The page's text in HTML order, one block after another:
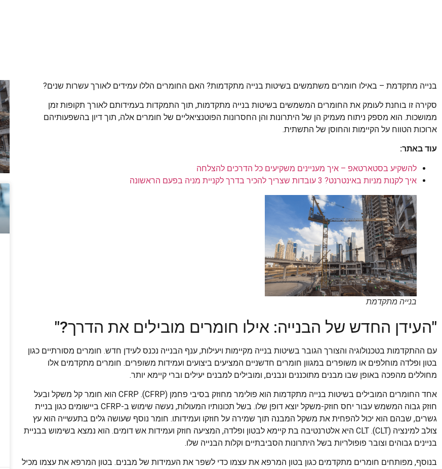
בנייה מתקדמת – באילו חומרים משתמשים בשיטות בנייה מתקדמות? האם החומרים הללו עמידים לאורך עשרות שנים?
סקירה זו בוחנת לעומק את החומרים המשמשים בשיטות בנייה מתקדמות, תוך התמקדות בעמידותם לאורך תקופות זמן
ממושכות. הוא מספק ניתוח מעמיק הן של היתרונות והן החסרונות הפוטנציאליים של חומרים אלה, תוך דיון בהשפעותיהם
ארוכות הטווח על הקיימות והחוסן של התשתית.
עוד באתר:
להשקיע בסטארטאפ – איך מעניינים משקיעים כל הדרכים להצלחה
איך לקנות מניות באינטרנט? 3 עובדות שצריך להכיר בדרך לקניית מניה בפעם הראשונה
בנייה מתקדמת
"העידן החדש של הבנייה: אילו חומרים מובילים את הדרך?"
עם ההתקדמות בטכנולוגיה והצורך הגובר בשיטות בנייה מקיימות ויעילות, ענף הבנייה נכנס לעידן חדש. חומרים מסורתיים כגון
בטון ופלדה מוחלפים או משופרים במגוון חומרים חדשניים המציעים ביצועים ועמידות משופרים. חומרים מתקדמים אלו
מחוללים מהפכה באופן שבו מבנים מתוכננים ונבנים, ומובילים למבנים יעילים וברי קיימא יותר.
אחד החומרים המובילים בשיטות בנייה מתקדמות הוא פולימר מחוזק בסיבי פחמן (CFRP). CFRP הוא חומר קל משקל ובעל
חוזק גבוה המשמש עבור יחס חוזק-משקל יוצא דופן שלו. בשל תכונותיו המעולות, נעשה שימוש ב-CFRP ביישומים כגון בניית
גשרים, שבהם הוא יכול להפחית את משקל המבנה תוך שמירה על חוזקו ועמידותו. חומר נוסף שעושה גלים בתעשייה הוא עץ
צולב למינציה (CLT). CLT היא אלטרנטיבה בת קיימא לבטון ופלדה, המציעה חוזק ועמידות אש דומים. הוא נמצא בשימוש בבניית
בניינים גבוהים וצובר פופולריות בשל היתרונות הסביבתיים וקלות הבנייה שלו.
בנוסף, מפותחים חומרים מתקדמים כגון בטון המרפא את עצמו כדי לשפר את העמידות של מבנים. בטון המרפא את עצמו מכיל